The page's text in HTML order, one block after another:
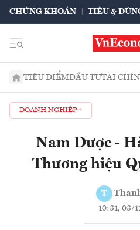
CHỨNG KHOÁN TIÊU &
TIÊU ĐIỂMĐẦU TƯTÀI
DOANH NGHIỆP
Nam Dược -
Thương hiệu
T
10:31, 03/